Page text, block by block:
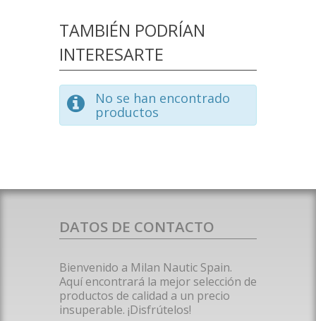
TAMBIÉN PODRÍAN
INTERESARTE
No se han encontrado
productos
DATOS DE CONTACTO
Bienvenido a Milan Nautic Spain.
Aquí encontrará la mejor selección de
productos de calidad a un precio
insuperable. ¡Disfrútelos!